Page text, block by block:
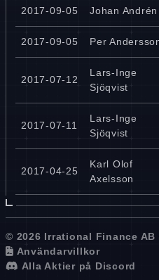
2017-09-05 Johan Andrén
2017-09-05 Per
2017-07-12
Lars-Inge
Sjöqvist
2017-07-11
Lars-Inge
Sjöqvist
2017-04-25
Karl Olof
Axelsson
© 2026 Irrational Finance AB
Användarvillkor
Alla Aktier på Discord